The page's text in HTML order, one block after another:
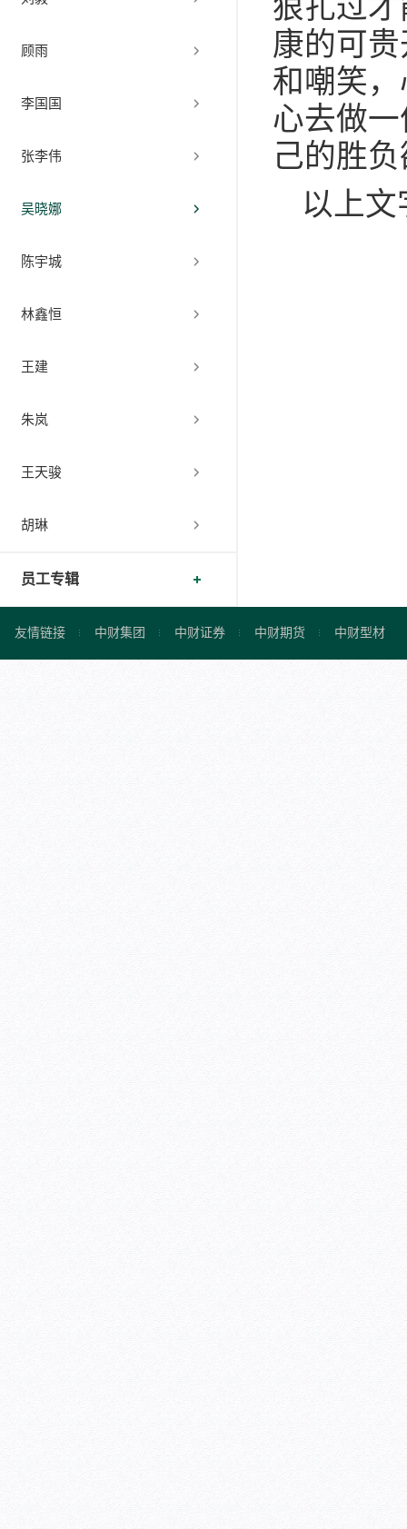
顾雨
李国国
张李伟
吴晓娜
陈宇城
林鑫恒
王建
朱岚
王天骏
胡琳
员工专辑
狠扎过
康的可
和嘲笑
心去做
己的胜
以上
友情链接 中财集团 中财证券 中财期货 中财型材